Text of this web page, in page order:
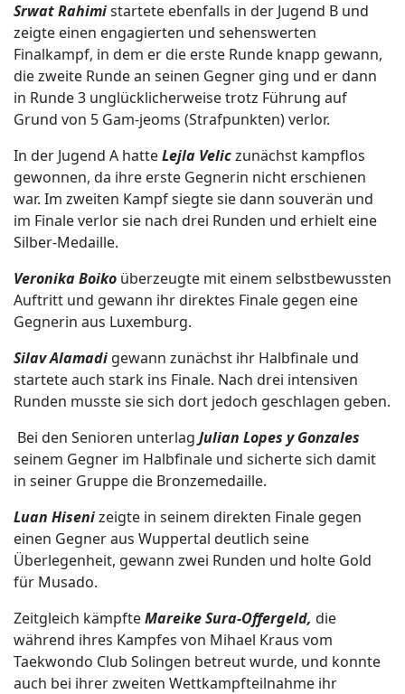
Srwat Rahimistartete ebenfalls in der Jugend B und
zeigte einen engagierten und sehenswerten
Finalkampf, in dem er die erste Runde knapp gewann,
die zweite Runde an seinen Gegner ging und er dann
in Runde 3 unglücklicherweise trotz Führung auf
Grund von 5 Gam-jeoms (Strafpunkten) verlor.
In der Jugend A hatteLejla Veliczunächst kampflos
gewonnen, da ihre erste Gegnerin nicht erschienen
war. Im zweiten Kampf siegte sie dann souverän und
im Finale verlor sie nach drei Runden und erhielt eine
Silber-Medaille.
Veronika Boiko überzeugte mit einem selbstbewussten
Auftritt und gewann ihr direktes Finale gegen eine
Gegnerin aus Luxemburg.
Silav Alamadi gewann zunächst ihr Halbfinale und
startete auch stark ins Finale. Nach drei intensiven
Runden musste sie sich dort jedoch geschlagen geben.
Bei den Senioren unterlag Julian Lopes y Gonzales
seinem Gegner im Halbfinale und sicherte sich damit
in seiner Gruppe die Bronzemedaille.
Luan Hisenizeigte in seinem direkten Finale gegen
einen Gegner aus Wuppertal deutlich seine
Überlegenheit, gewann zwei Runden und holte Gold
für Musado.
Zeitgleich kämpfteMareike Sura-Offergeld, die
während ihres Kampfes von Mihael Kraus vom
Taekwondo Club Solingen betreut wurde, und konnte
auch bei ihrer zweiten Wettkampfteilnahme ihr